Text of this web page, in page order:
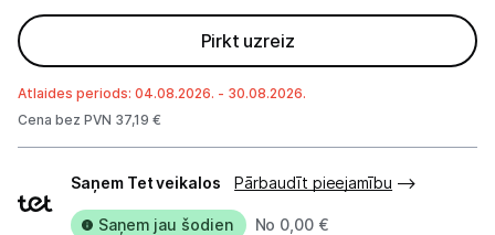
GAMING pasaule >
Portatīvie datori un piederumi
Audio
Bezvadu skaļruņi
Pirkt uzreiz
Atlaides periods: 04.08.2026. - 30.08.2026.
Cena bez PVN 37,19 €
veidi
Saņem Tet veikalos Pārbaudīt pieejamību
Saņem jau šodien No 0,00 €